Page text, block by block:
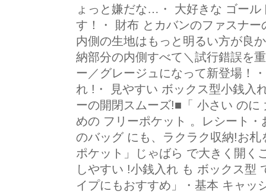
ょっと嫌だな…・ 大好きな ゴー
す！・ 財布 とカバンのファスナ
内側の生地はもっと明るい方が良
納部分の内側すべて＼試行錯誤を
ー／グレージュになって新登場！
れ !・ 見やすい ボックス型小銭入
ーの開閉スムーズ!■「 小さい の
めの フリーポケット 。レシート
のバッグ にも、ラクラク収納!お
ポケット」じゃばら で大きく開く
しやすい !小銭入れ も ボックス型
イプにもおすすめ」・基本 キャ